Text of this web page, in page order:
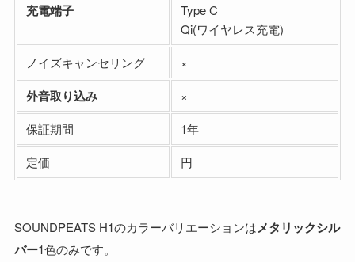
充電端子
Type C
Qi(ワイヤレス充電)
ノイズキャンセリング
×
外音取り込み
×
保証期間
1年
定価
円
SOUNDPEATS H1のカラーバリエーションはメタリックシル
バー1色のみです。